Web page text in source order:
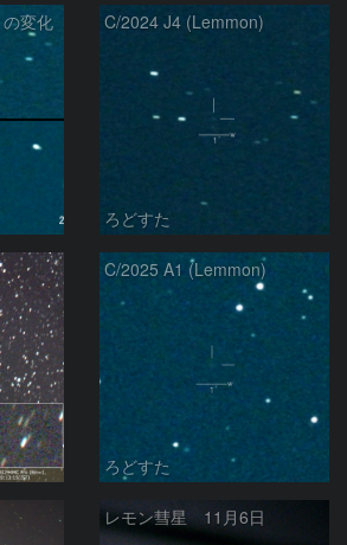
変化 C/2024 J4 (Lemmon)
ろどすた
C/2025 A1 (Lemmon)
ろどすた
レモン彗星 11月6日